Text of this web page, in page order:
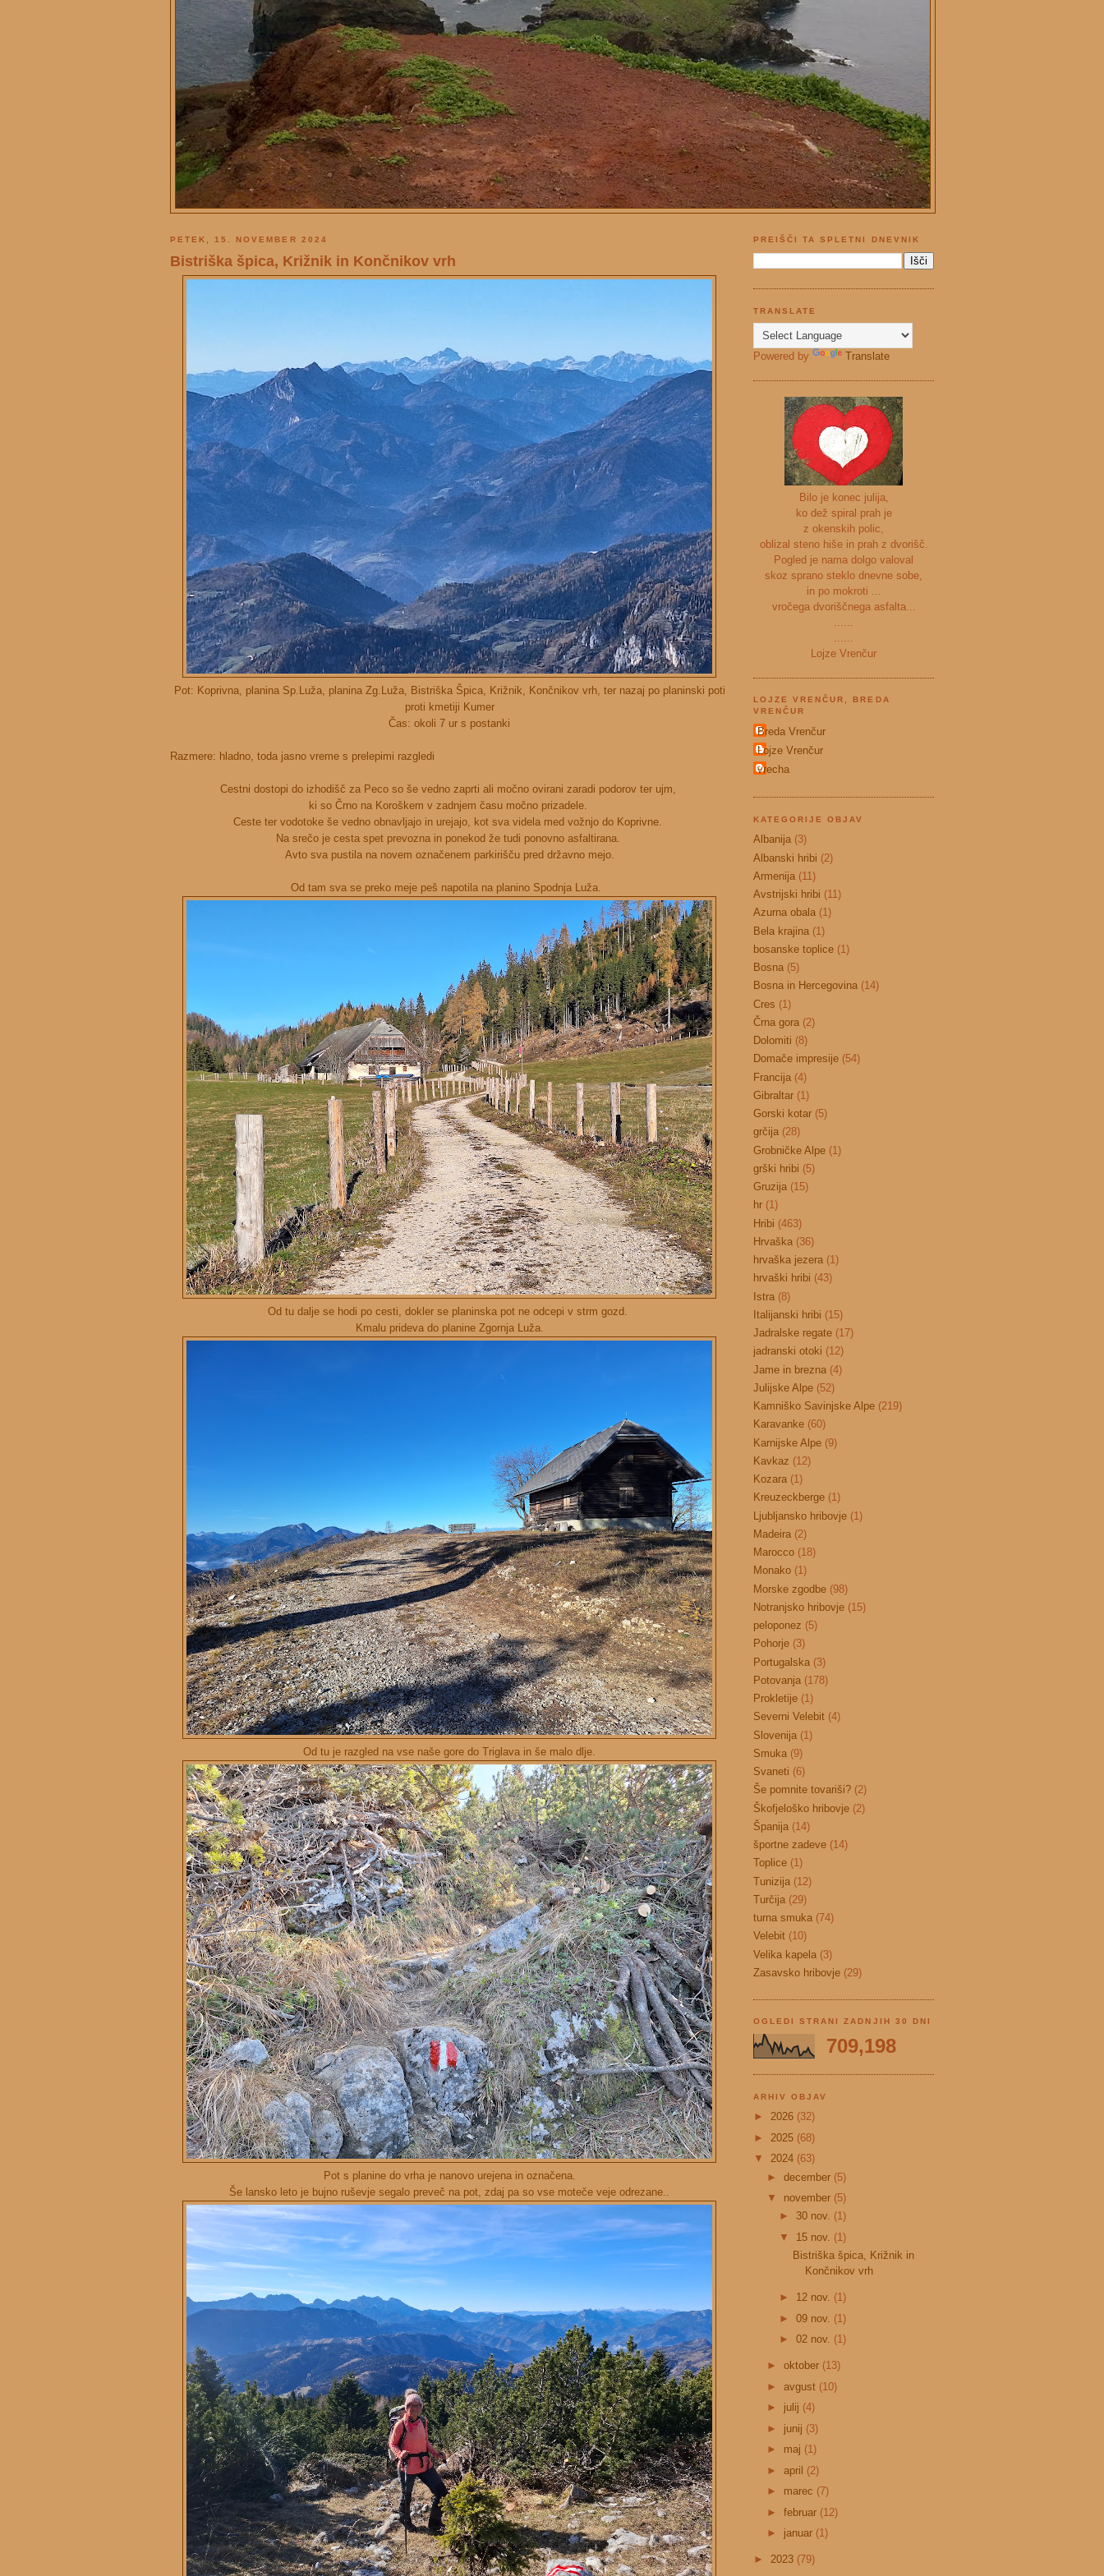
PETEK, 15. NOVEMBER 2024
Bistriška špica, Križnik in Končnikov vrh
Pot: Koprivna, planina Sp.Luža, planina Zg.Luža, Bistriška Špica, Križnik, Končnikov vrh, ter nazaj po planinski poti
proti kmetiji Kumer
Čas: okoli 7 ur s postanki
Razmere: hladno, toda jasno vreme s prelepimi razgledi
Cestni dostopi do izhodišč za Peco so še vedno zaprti ali močno ovirani zaradi podorov ter ujm,
ki so Črno na Koroškem v zadnjem času močno prizadele.
Ceste ter vodotoke še vedno obnavljajo in urejajo, kot sva videla med vožnjo do Koprivne.
Na srečo je cesta spet prevozna in ponekod že tudi ponovno asfaltirana.
Avto sva pustila na novem označenem parkirišču pred državno mejo.
Od tam sva se preko meje peš napotila na planino Spodnja Luža.
Od tu dalje se hodi po cesti, dokler se planinska pot ne odcepi v strm gozd.
Kmalu prideva do planine Zgornja Luža.
Od tu je razgled na vse naše gore do Triglava in še malo dlje.
Pot s planine do vrha je nanovo urejena in označena.
Še lansko leto je bujno ruševje segalo preveč na pot, zdaj pa so vse moteče veje odrezane..
PREIŠČI TA SPLETNI DNEVNIK
TRANSLATE
Powered by Translate
Bilo je konec julija,
ko dež spiral prah je
z okenskih polic,
oblizal steno hiše in prah z dvorišč.
Pogled je nama dolgo valoval
skoz sprano steklo dnevne sobe,
in po mokroti ...
vročega dvoriščnega asfalta...
......
......
Lojze Vrenčur
LOJZE VRENČUR, BREDA
VRENČUR
Breda Vrenčur
Lojze Vrenčur
vrecha
KATEGORIJE OBJAV
Albanija (3)
Albanski hribi (2)
Armenija (11)
Avstrijski hribi (11)
Azurna obala (1)
Bela krajina (1)
bosanske toplice (1)
Bosna (5)
Bosna in Hercegovina (14)
Cres (1)
Črna gora (2)
Dolomiti (8)
Domače impresije (54)
Francija (4)
Gibraltar (1)
Gorski kotar (5)
grčija (28)
Grobničke Alpe (1)
grški hribi (5)
Gruzija (15)
hr (1)
Hribi (463)
Hrvaška (36)
hrvaška jezera (1)
hrvaški hribi (43)
Istra (8)
Italijanski hribi (15)
Jadralske regate (17)
jadranski otoki (12)
Jame in brezna (4)
Julijske Alpe (52)
Kamniško Savinjske Alpe (219)
Karavanke (60)
Karnijske Alpe (9)
Kavkaz (12)
Kozara (1)
Kreuzeckberge (1)
Ljubljansko hribovje (1)
Madeira (2)
Marocco (18)
Monako (1)
Morske zgodbe (98)
Notranjsko hribovje (15)
peloponez (5)
Pohorje (3)
Portugalska (3)
Potovanja (178)
Prokletije (1)
Severni Velebit (4)
Slovenija (1)
Smuka (9)
Svaneti (6)
Še pomnite tovariši? (2)
Škofjeloško hribovje (2)
Španija (14)
športne zadeve (14)
Toplice (1)
Tunizija (12)
Turčija (29)
turna smuka (74)
Velebit (10)
Velika kapela (3)
Zasavsko hribovje (29)
OGLEDI STRANI ZADNJIH 30 DNI
709,198
ARHIV OBJAV
► 2026 (32)
► 2025 (68)
▼ 2024 (63)
► december (5)
▼ november (5)
► 30 nov. (1)
▼ 15 nov. (1)
Bistriška špica, Križnik in
Končnikov vrh
► 12 nov. (1)
►09 nov. (1)
►02 nov. (1)
► oktober (13)
► avgust (10)
► julij (4)
► junij (3)
► maj (1)
► april (2)
► marec (7)
► februar (12)
► januar (1)
► 2023 (79)